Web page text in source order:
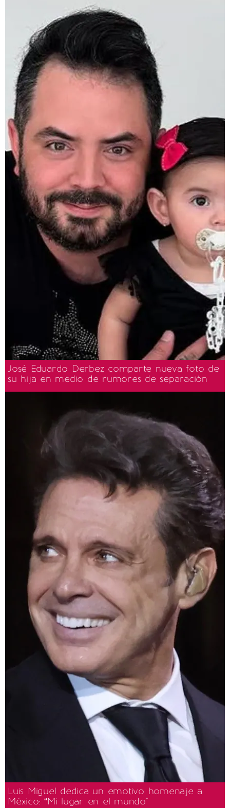
José Eduardo Derbez comparte nueva foto de
su hija en medio de rumores de separación
Luis Miguel dedica un emotivo homenaje a
México: “Mi lugar en el mundo"